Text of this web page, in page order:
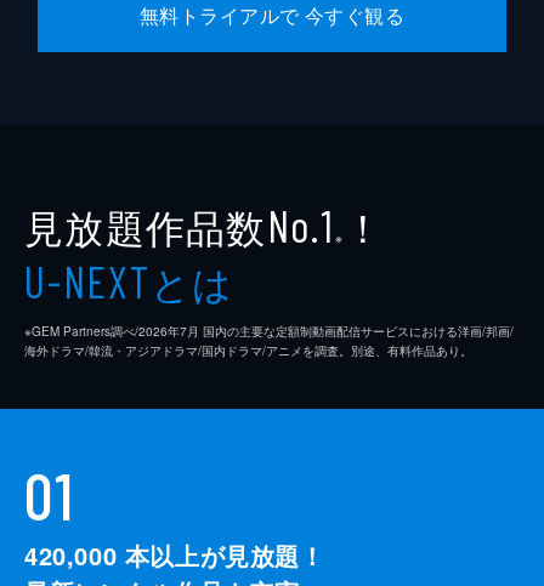
無料トライアルで 今すぐ観る
見放題作品数No.1 ※ ！
U-NEXTとは
※GEM Partners調べ/2026年7⽉ 国内の主要な定額制動画配信サービスにおける洋画/邦画/
海外ドラマ/韓流・アジアドラマ/国内ドラマ/アニメを調査。別途、有料作品あり。
01
420,000 本以上が見放題！